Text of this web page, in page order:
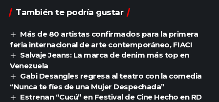
También te podría gustar
Más de 80 artistas confirmados para la primera
feria internacional de arte contemporáneo, FIACI
Salvaje Jeans: La marca de denim más top en
Venezuela
Gabi Desangles regresa al teatro con la comedia
“Nunca te fíes de una Mujer Despechada”
Estrenan “Cucú” en Festival de Cine Hecho en RD